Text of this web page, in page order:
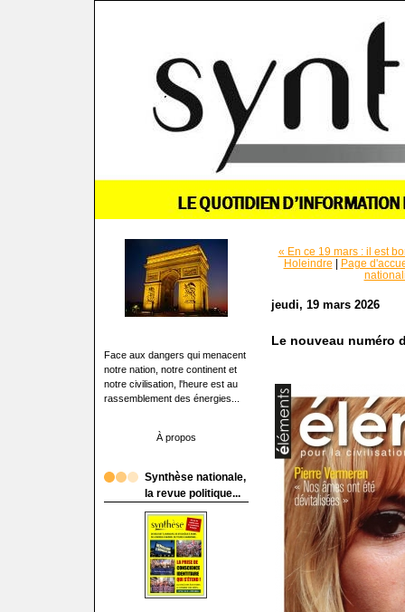
Face aux dangers qui menacent
notre nation, notre continent et
notre civilisation, l'heure est au
rassemblement des énergies...
À propos
Synthèse nationale,
la revue politique...
« En ce 19 mars : il est
Holeindre | Page
jeudi, 19 mars 2026
Le nouveau numéro